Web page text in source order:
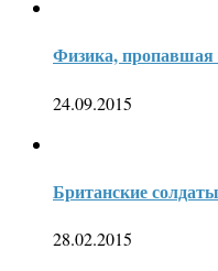
Физика, пропавшая
24.09.2015
Британские
28.02.2015